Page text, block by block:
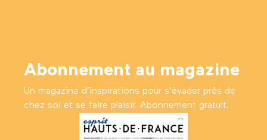
Abonnement au magazine
Un magazine d’inspirations pour s'évader près de
chez soi et se faire plaisir. Abonnement gratuit.